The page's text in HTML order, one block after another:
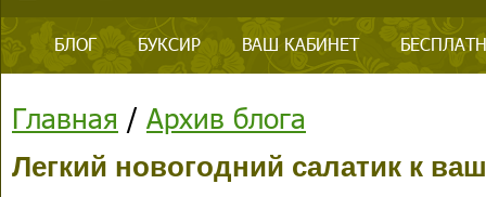
БЛОГ БУКСИР ВАШ КАБИНЕТ
Главная / Архив блога
Легкий новогодний салатик к